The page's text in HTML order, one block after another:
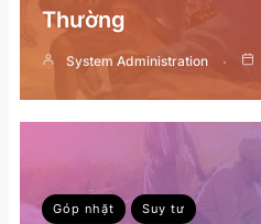
Thường
System Administration
Góp nhặt Suy tư